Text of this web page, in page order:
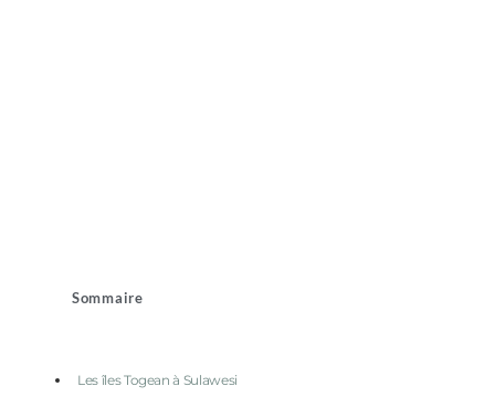
Sommaire
Les îles Togean à Sulawesi